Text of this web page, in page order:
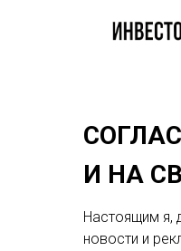
И НА
Настоящим я,
новости и